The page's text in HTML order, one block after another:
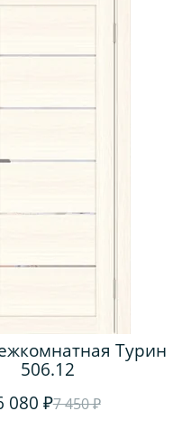
Турин
506.12
080 ₽7 450 ₽